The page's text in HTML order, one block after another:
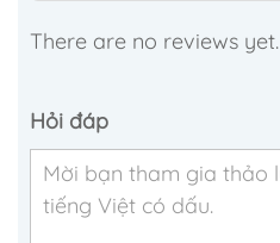
There are no reviews yet.
Hỏi đáp